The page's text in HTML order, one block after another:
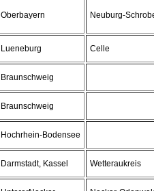
Oberbayern Neuburg-
Lueneburg Celle
Braunschweig
Braunschweig
Hochrhein-Bodensee
Darmstadt, Kassel Wetteraukreis